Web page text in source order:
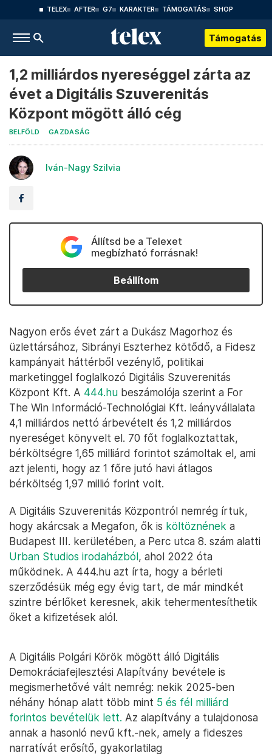
TELEX AFTER G7 KARAKTER TÁMOGATÁS SHOP
Támogatás
1,2 milliárdos nyereséggel zárta az
évet a Digitális Szuverenitás
Központ mögött álló cég
BELFÖLD GAZDASÁG
Iván-Nagy Szilvia
Állítsd be a Telexet
megbízható forrásnak!
Beállítom
Nagyon erős évet zárt a Dukász Magorhoz és
üzlettársához, Sibrányi Eszterhez kötődő, a Fidesz
kampányait háttérből vezénylő, politikai
marketinggel foglalkozó Digitális Szuverenitás
Központ Kft. A 444.hu beszámolója szerint a For
The Win Információ-Technológiai Kft. leányvállalata
4,1 milliárdos nettó árbevételt és 1,2 milliárdos
nyereséget könyvelt el. 70 főt foglalkoztattak,
bérköltségre 1,65 milliárd forintot számoltak el, ami
azt jelenti, hogy az 1 főre jutó havi átlagos
bérköltség 1,97 millió forint volt.
A Digitális Szuverenitás Központról nemrég írtuk,
hogy akárcsak a Megafon, ők is költöznének a
Budapest III. kerületében, a Perc utca 8. szám alatti
Urban Studios irodaházból, ahol 2022 óta
működnek. A 444.hu azt írta, hogy a bérleti
szerződésük még egy évig tart, de már mindkét
szintre bérlőket keresnek, akik tehermentesíthetik
őket a kifizetések alól.
A Digitális Polgári Körök mögött álló Digitális
Demokráciafejlesztési Alapítvány bevétele is
megismerhetővé vált nemrég: nekik 2025-ben
néhány hónap alatt több mint 5 és fél milliárd
forintos bevételük lett. Az alapítvány a tulajdonosa
annak a hasonló nevű kft.-nek, amely a fideszes
narratívát erősítő, gyakorlatilag